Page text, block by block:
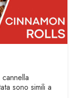
sono simili a